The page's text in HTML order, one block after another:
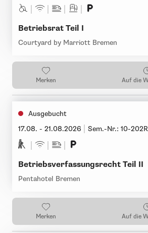
Betriebsrat Teil I
Courtyard by Marriott Bremen
Merken Auf die
Ausgebucht
17.08. - 21.08.2026
Sem.-Nr.: 10-202R
Betriebsverfassungsrecht Teil II
Pentahotel Bremen
Merken Auf die